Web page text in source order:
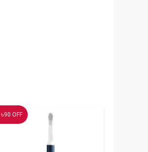
৳90 OFF